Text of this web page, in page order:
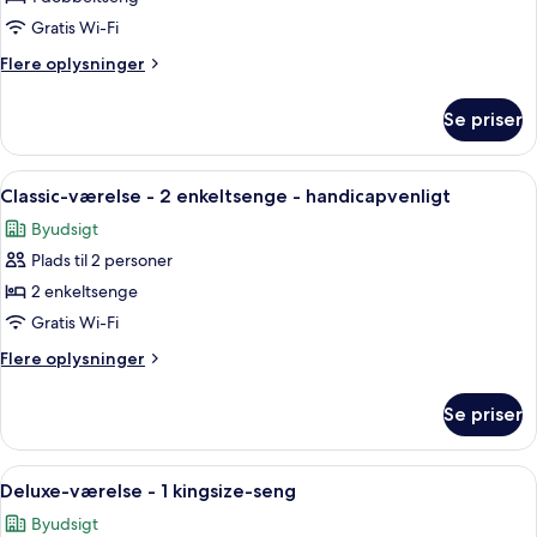
værelse
-
1
-
handicapvenligt
Gratis Wi-Fi
Flere oplysninger
Flere
værelse
1
-
handicapvenligt
Se priser
Indlæs
alle
billeder
af
Classic-
værelse
-
2
-
handicapvenligt
Et hotelværelse med en betrukne
6
Classic-værelse - 2 enkeltsenge - handicapvenligt
Byudsigt
Plads til 2 personer
2 enkeltsenge
Gratis Wi-Fi
Flere oplysninger
Flere
værelse
2
-
Se priser
Indlæs
alle
Et hotelværelse med en seng, et
10
Deluxe-værelse - 1 kingsize-seng
Byudsigt